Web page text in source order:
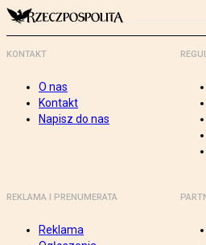
KONTAKT
O nas
Kontakt
Napisz do nas
REKLAMA I PRENUMERATA
Reklama